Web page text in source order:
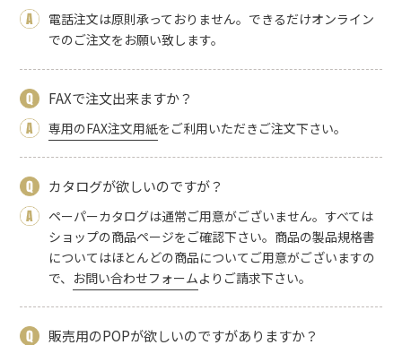
電話注文は原則承っておりません。できるだけオンライン
でのご注文をお願い致します。
FAXで注文出来ますか？
専用のFAX注文用紙をご利用いただきご注文下さい。
カタログが欲しいのですが？
ペーパーカタログは通常ご用意がございません。すべては
ショップの商品ページをご確認下さい。商品の製品規格書
についてはほとんどの商品についてご用意がございますの
で、 お問い合わせフォームよりご請求下さい。
販売用のPOPが欲しいのですがありますか？